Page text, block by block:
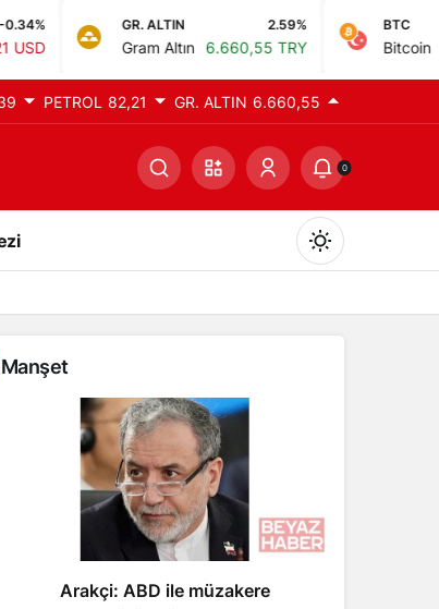
GR. ALTIN 2.59%
Gram Altın 6.660,55 TRY
BTC 0%
Bitcoin 0,00 TRY
PETROL 82,21 GR. ALTIN 6.660,55
0
Gündüz Modu
Gündüz modunu seçin.
Gece Modu
Gece modunu seçin.
Sistem Modu
Manşet
Arakçi: ABD ile müzakere